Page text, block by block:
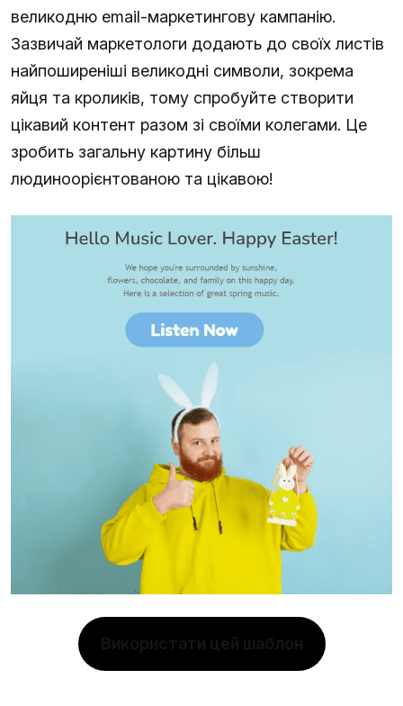
великодню email-маркетингову кампанію.
Зазвичай маркетологи додають до своїх листів
найпоширеніші великодні символи, зокрема
яйця та кроликів, тому спробуйте створити
цікавий контент разом зі своїми колегами. Це
зробить загальну картину більш
людиноорієнтованою та цікавою!